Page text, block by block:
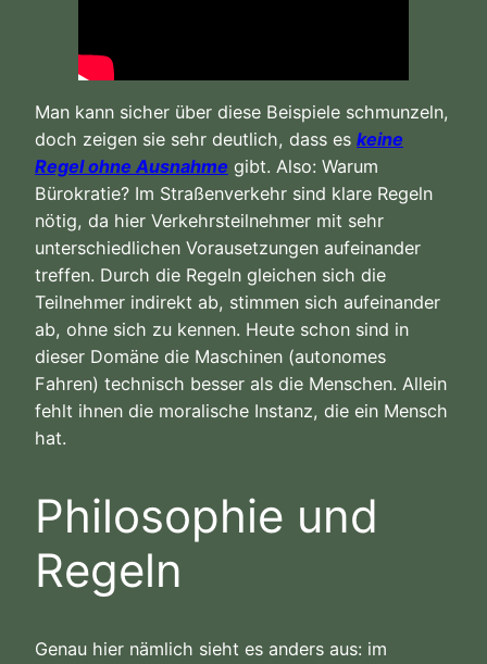
Man kann sicher über diese Beispiele schmunzeln,
doch zeigen sie sehr deutlich, dass es keine
Regel ohne Ausnahme gibt. Also: Warum
Bürokratie? Im Straßenverkehr sind klare Regeln
nötig, da hier Verkehrsteilnehmer mit sehr
unterschiedlichen Vorausetzungen aufeinander
treffen. Durch die Regeln gleichen sich die
Teilnehmer indirekt ab, stimmen sich aufeinander
ab, ohne sich zu kennen. Heute schon sind in
dieser Domäne die Maschinen (autonomes
Fahren) technisch besser als die Menschen. Allein
fehlt ihnen die moralische Instanz, die ein Mensch
hat.
Philosophie und
Regeln
Genau hier nämlich sieht es anders aus: im